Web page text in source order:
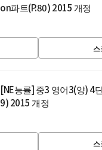
on파트(P.80) 2015 개정
[NE능률] 중3 영어3(양) 4
9) 2015 개정